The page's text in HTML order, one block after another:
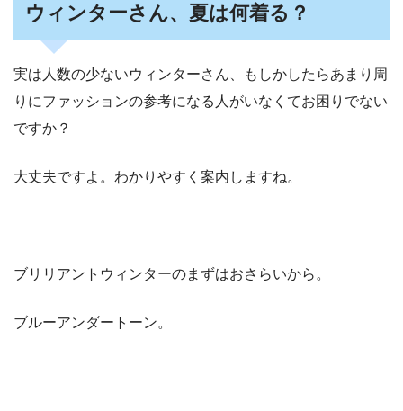
ウィンターさん、夏は何着る？
実は人数の少ないウィンターさん、もしかしたらあまり周
りにファッションの参考になる人がいなくてお困りでない
ですか？
大丈夫ですよ。わかりやすく案内しますね。
ブリリアントウィンターのまずはおさらいから。
ブルーアンダートーン。